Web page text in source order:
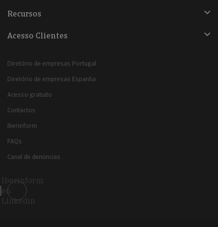
Recursos
Acesso Clientes
Diretório de empresas Portugal
Diretório de empresas Espanha
Acesso gratuito
Contactos
Iberinform
FAQs
Canal de denúncias
Iberinform
en
Linkedin